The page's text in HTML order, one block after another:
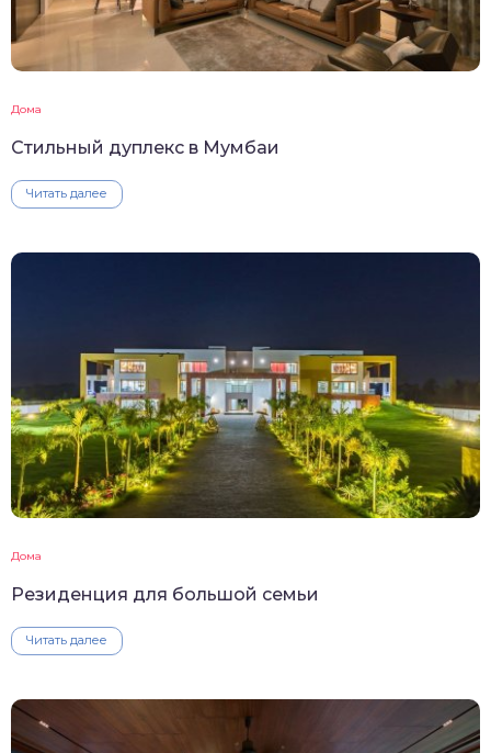
Дома
Стильный дуплекс в Мумбаи
Читать далее
Дома
Резиденция для большой семьи
Читать далее